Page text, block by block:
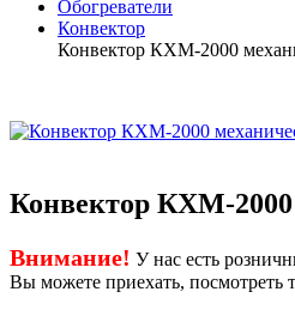
Обогреватели
Конвектор
Конвектор КХМ-2000
Конвектор КХМ-
Внимание! У нас есть
Вы можете приехать, посмотреть